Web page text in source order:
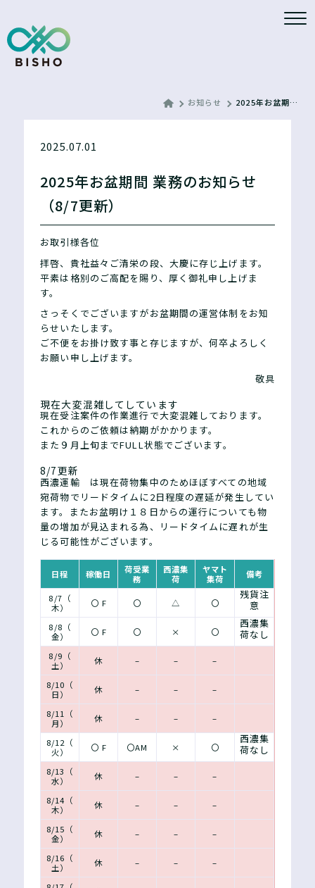
お知らせ 2025年お盆期間 業務のお知らせ（8/7更新）
2025.07.01
2025年お盆期間 業務のお知らせ
（8/7更新）
お取引様各位
拝啓、貴社益々ご清栄の段、大慶に存じ上げます。
平素は格別のご高配を賜り、厚く御礼申し上げま
す。
さっそくでございますがお盆期間の運営体制をお知
らせいたします。
ご不便をお掛け致す事と存じますが、何卒よろしく
お願い申し上げます。
敬具
現在大変混雑してしています
現在受注案件の作業進行で大変混雑しております。
これからのご依頼は納期がかかります。
また９月上旬までFULL状態でございます。
8/7更新
西濃運輸 は現在荷物集中のためほぼすべての地域
宛荷物でリードタイムに2日程度の遅延が発生してい
ます。またお盆明け１８日からの運行についても物
量の増加が見込まれる為、リードタイムに遅れが生
じる可能性がございます。
日程 稼働日 荷受業
務
西濃集
荷
ヤマト
集荷
備考
8/7（
木）
〇 F 〇 △ 〇
残貨注
意
8/8（
金）
〇 F 〇 × 〇
西濃集
荷なし
8/9（
土）
休 – – –
8/10（
日）
休 – – –
8/11（
月）
休 – – –
8/12（
火）
〇 F 〇AM × 〇
西濃集
荷なし
8/13（
水）
休 – – –
8/14（
木）
休 – – –
8/15（
金）
休 – – –
8/16（
土）
休 – – –